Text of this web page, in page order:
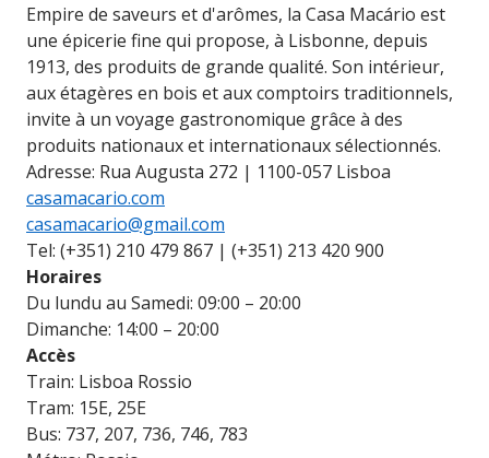
Empire de saveurs et d'arômes, la Casa Macário est
une épicerie fine qui propose, à Lisbonne, depuis
1913, des produits de grande qualité. Son intérieur,
aux étagères en bois et aux comptoirs traditionnels,
invite à un voyage gastronomique grâce à des
produits nationaux et internationaux sélectionnés.
Adresse: Rua Augusta 272 | 1100-057 Lisboa
casamacario.com
casamacario@gmail.com
Tel: (+351) 210 479 867 | (+351) 213 420 900
Horaires
Du lundu au Samedi: 09:00 – 20:00
Dimanche: 14:00 – 20:00
Accès
Train: Lisboa Rossio
Tram: 15E, 25E
Bus: 737, 207, 736, 746, 783